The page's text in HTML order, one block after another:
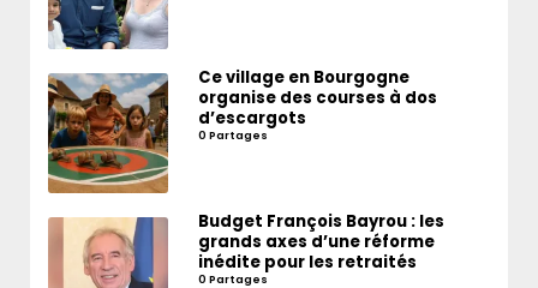
Ce village en Bourgogne
organise des courses à dos
d’escargots
0 Partages
Budget François Bayrou : les
grands axes d’une réforme
inédite pour les retraités
0 Partages